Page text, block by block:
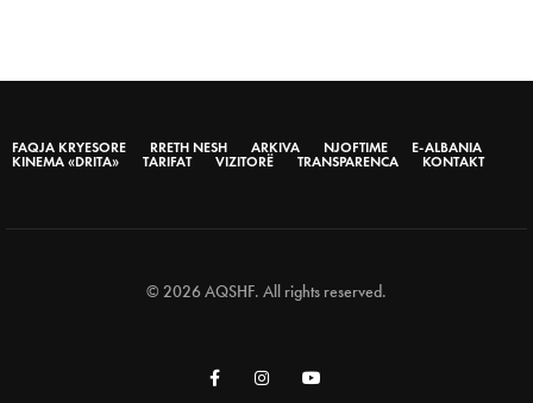
FAQJA KRYESORE RRETH NESH ARKIVA NJOFTIME
E-ALBANIA
KINEMA «DRITA»
TARIFAT VIZITORË TRANSPARENCA KONTAKT
© 2026 AQSHF. All rights reserved.